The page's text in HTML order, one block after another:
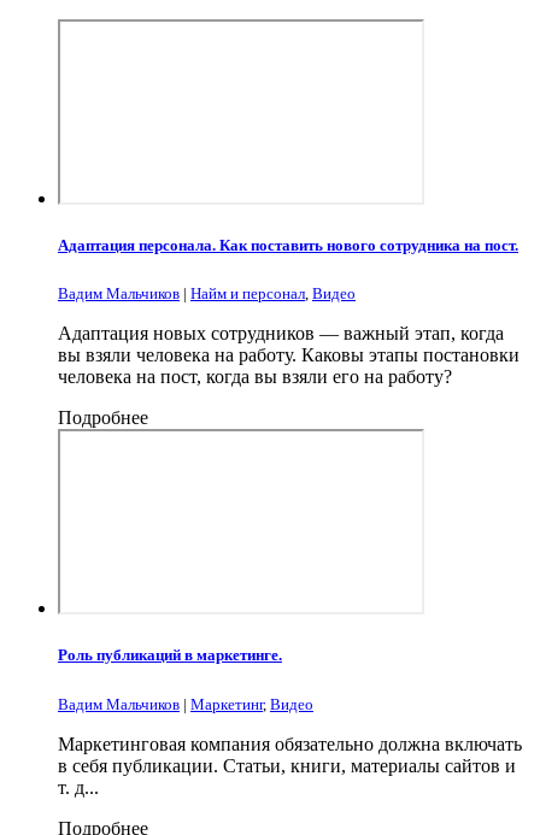
Адаптация персонала. Как поставить нового сотрудника на пост.
Вадим Мальчиков | Найм и персонал, Видео
Адаптация новых сотрудников — важный этап, когда
вы взяли человека на работу. Каковы этапы постановки
человека на пост, когда вы взяли его на работу?
Подробнее
Роль публикаций в маркетинге.
Вадим Мальчиков | Маркетинг, Видео
Маркетинговая компания обязательно должна включать
в себя публикации. Статьи, книги, материалы сайтов и
т. д...
Подробнее